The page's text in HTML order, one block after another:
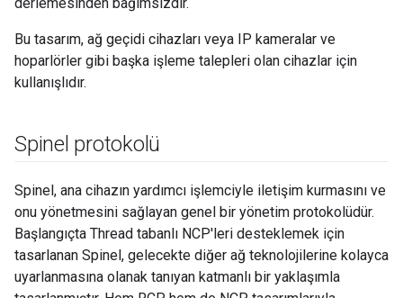
derlemesinden bağımsızdır.
Bu tasarım, ağ geçidi cihazları veya IP kameralar ve
hoparlörler gibi başka işleme talepleri olan cihazlar için
kullanışlıdır.
Spinel protokolü
Spinel, ana cihazın yardımcı işlemciyle iletişim kurmasını ve
onu yönetmesini sağlayan genel bir yönetim protokolüdür.
Başlangıçta Thread tabanlı NCP'leri desteklemek için
tasarlanan Spinel, gelecekte diğer ağ teknolojilerine kolayca
uyarlanmasına olanak tanıyan katmanlı bir yaklaşımla